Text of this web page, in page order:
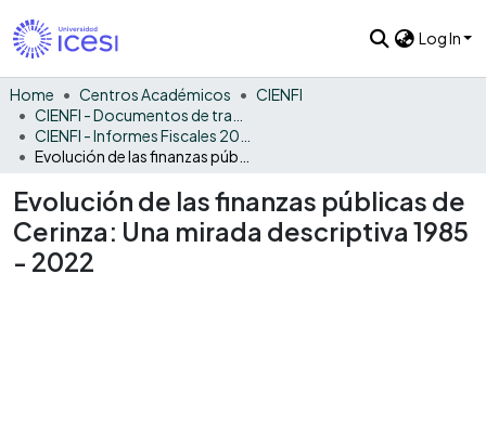
Log In
Home Centros Académicos
CIENFI
Evolución de las finanzas públicas de
Cerinza: Una mirada descriptiva 1985
- 2022